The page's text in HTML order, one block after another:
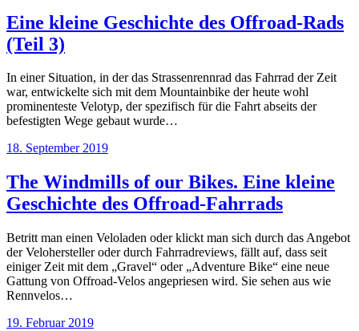
Eine kleine Geschichte des Offroad-Rads
(Teil 3)
In einer Situation, in der das Strassenrennrad das Fahrrad der Zeit
war, entwickelte sich mit dem Mountainbike der heute wohl
prominenteste Velotyp, der spezifisch für die Fahrt abseits der
befestigten Wege gebaut wurde…
18. September 2019
The Windmills of our Bikes. Eine kleine
Geschichte des Offroad-Fahrrads
Betritt man einen Veloladen oder klickt man sich durch das Angebot
der Velohersteller oder durch Fahrradreviews, fällt auf, dass seit
einiger Zeit mit dem „Gravel“ oder „Adventure Bike“ eine neue
Gattung von Offroad-Velos angepriesen wird. Sie sehen aus wie
Rennvelos…
19. Februar 2019